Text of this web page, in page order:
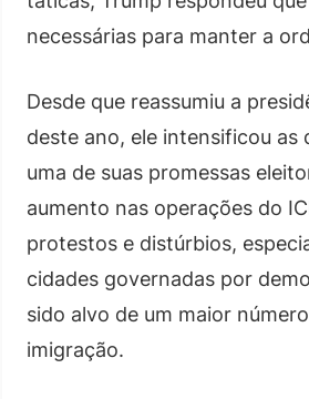
necessárias para manter a
Desde que reassumiu a
deste ano, ele intensificou as
uma de suas promessas
aumento nas operações do
protestos e distúrbios,
cidades governadas por
sido alvo de um maior
imigração.